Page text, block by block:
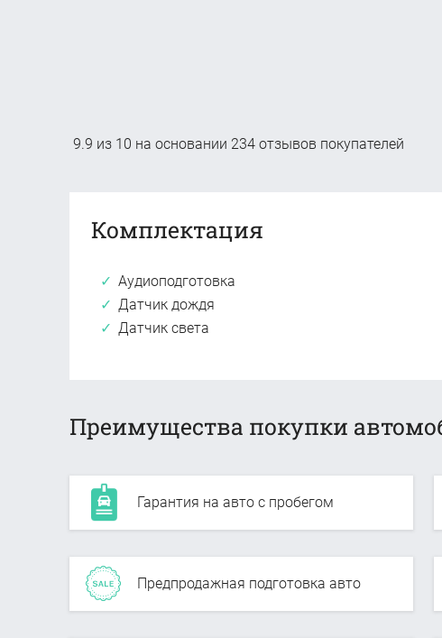
9.9 из 10 на основании 234отзывов покупателей
Комплектация
Аудиоподготовка
Датчик дождя
Датчик света
Преимущества покупки
Гарантия на авто с пробегом
Предпродажная подготовка авто